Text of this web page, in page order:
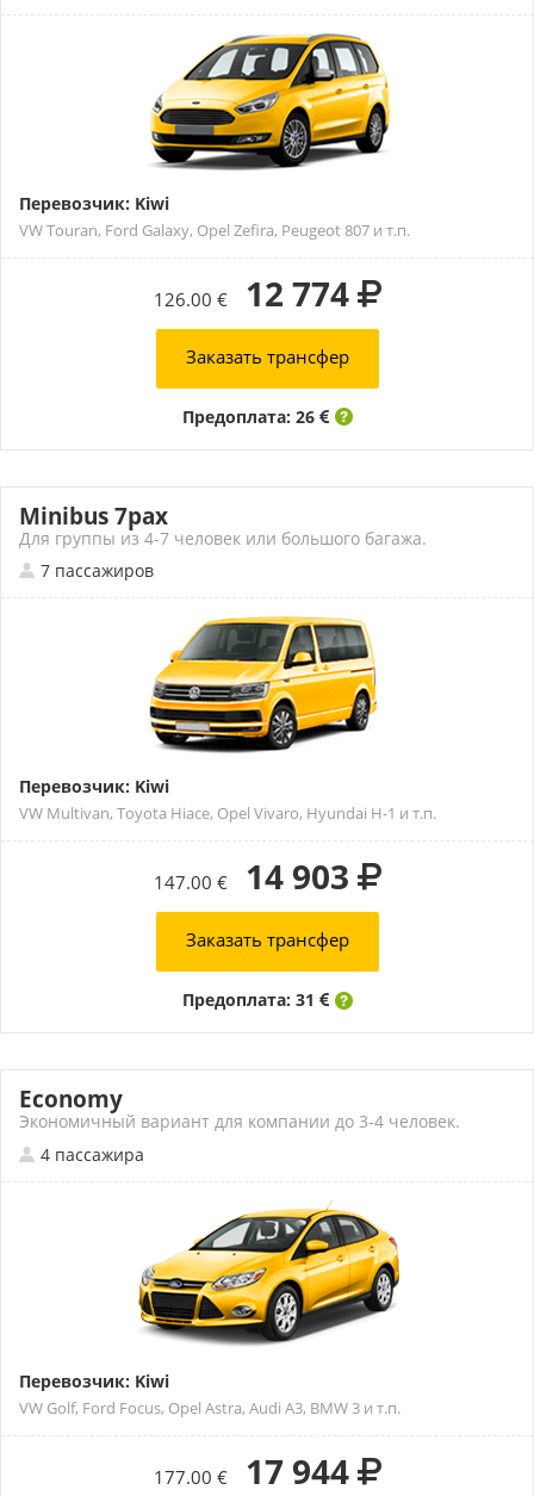
Перевозчик: Kiwi
VW Touran, Ford Galaxy, Opel Zefira, Peugeot 807 и т.п.
126.00 € 12 774
Заказать трансфер
Предоплата: 26
Minibus 7pax
Для группы из 4-7 человек или большого багажа.
7 пассажиров
Перевозчик: Kiwi
VW Multivan, Toyota Hiace, Opel Vivaro, Hyundai H-1 и т.п.
147.00 € 14 903
Заказать трансфер
Предоплата: 31
Economy
Экономичный вариант для компании до 3-4 человек.
4 пассажира
Перевозчик: Kiwi
VW Golf, Ford Focus, Opel Astra, Audi A3, BMW 3 и т.п.
177.00 € 17 944